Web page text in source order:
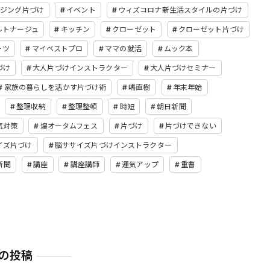
ング片づけ イベント ウィズコロナ新生活スタイルの片づけ
トナージュ キッチン クローゼット クローゼット片づけ
ツ マイベストプロ ママの就活 ムック本
け 大人片づけインストラクター 大人片づけセミナー
家族の暮らしを活かす片づけ術 嶋直樹 年末年始
整理収納 整理整頓 時短 朝日新聞
対策 煌オータムフェス 片づけ 片づけできない
ズ片づけ 脳ササイズ片づけインストラクター
聞 講座 講座講師 運気アップ 重曹
投稿